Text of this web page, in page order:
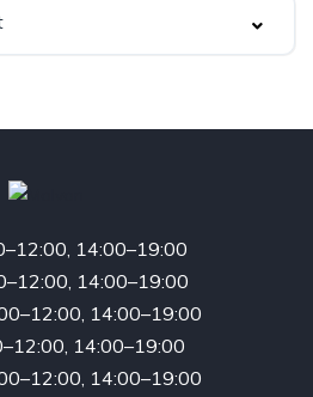
14:00–19:00
14:00–19:00
14:00–19:00
14:00–19:00
14:00–19:00